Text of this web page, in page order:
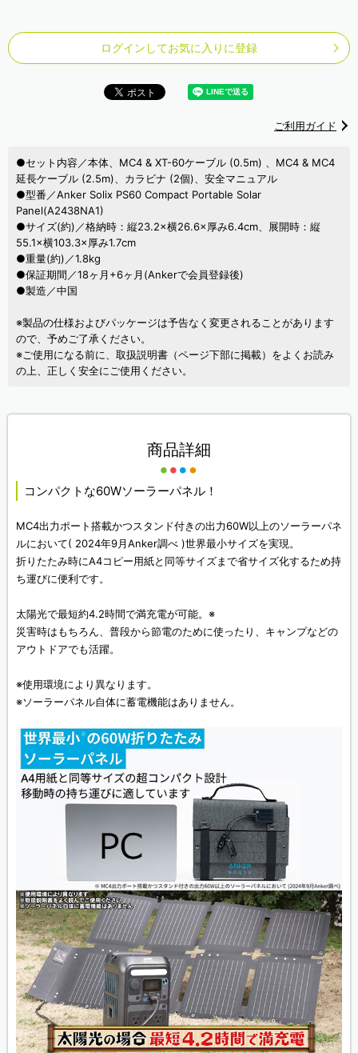
ログインしてお気に入りに登録
ご利用ガイド
●セット内容／本体、MC4 & XT-60ケーブル (0.5m) 、MC4 & MC4
延長ケーブル (2.5m)、カラビナ (2個)、安全マニュアル
●型番／Anker Solix PS60 Compact Portable Solar
Panel(A2438NA1)
●サイズ(約)／格納時：縦23.2×横26.6×厚み6.4cm、展開時：縦
55.1×横103.3×厚み1.7cm
●重量(約)／1.8kg
●保証期間／18ヶ月+6ヶ月(Ankerで会員登録後)
●製造／中国
※製品の仕様およびパッケージは予告なく変更されることがあります
ので、予めご了承ください。
※ご使用になる前に、取扱説明書（ページ下部に掲載）をよくお読み
の上、正しく安全にご使用ください。
商品詳細
コンパクトな60Wソーラーパネル！
MC4出力ポート搭載かつスタンド付きの出力60W以上のソーラーパネ
ルにおいて( 2024年9月Anker調べ )世界最小サイズを実現。
折りたたみ時にA4コピー用紙と同等サイズまで省サイズ化するため持
ち運びに便利です。
太陽光で最短約4.2時間で満充電が可能。※
災害時はもちろん、普段から節電のために使ったり、キャンプなどの
アウトドアでも活躍。
※使用環境により異なります。
※ソーラーパネル自体に蓄電機能はありません。